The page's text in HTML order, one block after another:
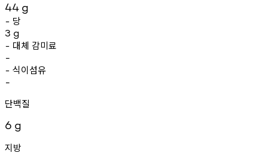
44 g
- 당
3 g
- 대체 감미료
-
- 식이섬유
-
단백질
6 g
지방